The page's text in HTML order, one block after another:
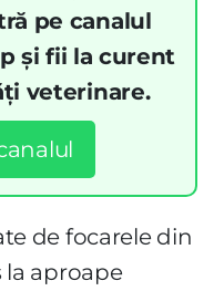
pe canalul
și fii la curent
veterinare.
de focarele din
la aproape